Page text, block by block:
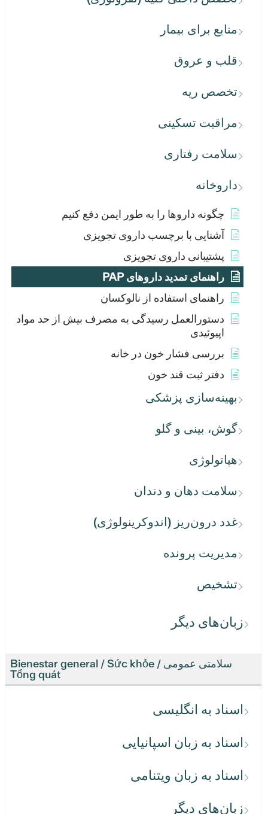
منابع برای بیمار
قلب و عروق
تخصص ریه
مراقبت تسکینی
سلامت رفتاری
داروخانه
چگونه داروها را به طور ایمن دفع کنیم
آشنایی با برچسب داروی تجویزی
پشتیبانی داروی تجویزی
راهنمای تمدید داروهای PAP
راهنمای استفاده از نالوکسان
دستورالعمل رسیدگی به مصرف بیش از حد مواد
اپیوئیدی
بررسی فشار خون در خانه
دفتر ثبت قند خون
بهینه‌سازی پزشکی
گوش، بینی و گلو
هپاتولوژی
سلامت دهان و دندان
غدد درون‌ریز (اندوکرینولوژی)
مدیریت پرونده
تشخیص
زبان‌های دیگر
سلامتی عمومی / Bienestar general / Sức khỏe
Tổng quát
اسناد به انگلیسی
اسناد به زبان اسپانیایی
اسناد به زبان ویتنامی
زبان‌های دیگر